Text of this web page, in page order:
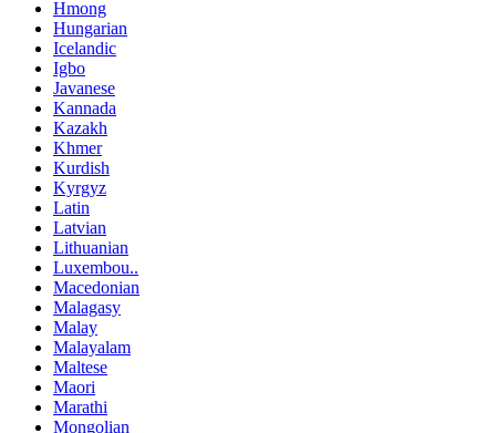
Hmong
Hungarian
Icelandic
Igbo
Javanese
Kannada
Kazakh
Khmer
Kurdish
Kyrgyz
Latin
Latvian
Lithuanian
Luxembou..
Macedonian
Malagasy
Malay
Malayalam
Maltese
Maori
Marathi
Mongolian